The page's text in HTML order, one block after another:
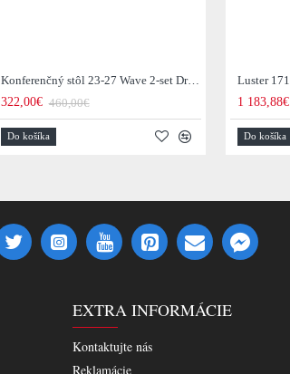
Konferenčný stôl 23-27 Wave 2-set Drevo Mango
322,00€ 460,00€
Do košíka
Luster
1 183,88€
Do košíka
EXTRA INFORMÁCIE
Kontaktujte nás
Reklamácie